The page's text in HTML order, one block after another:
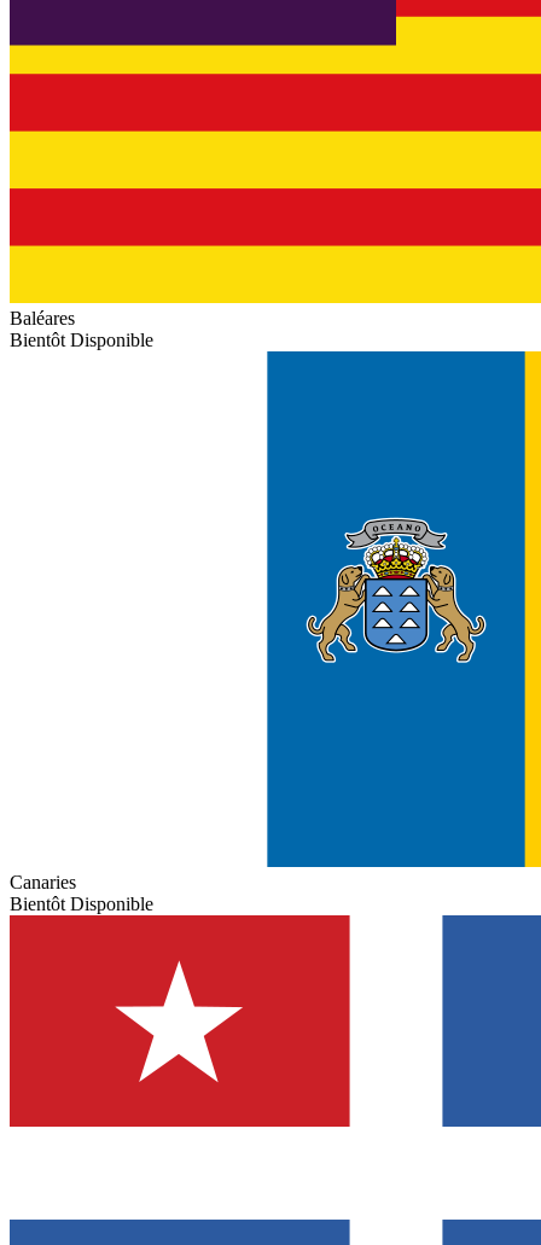
Baléares
Bientôt Disponible
Canaries
Bientôt Disponible